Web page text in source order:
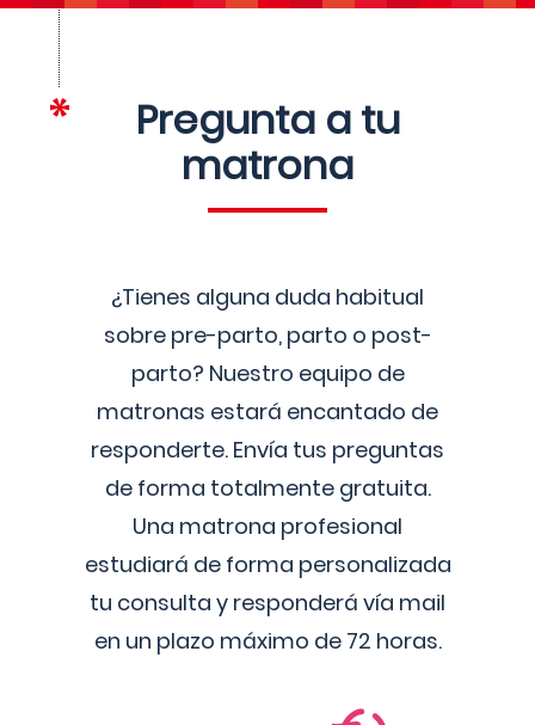
Pregunta a tu
matrona
¿Tienes alguna duda habitual
sobre pre-parto, parto o post-
parto? Nuestro equipo de
matronas estará encantado de
responderte. Envía tus preguntas
de forma totalmente gratuita.
Una matrona profesional
estudiará de forma personalizada
tu consulta y responderá vía mail
en un plazo máximo de 72 horas.